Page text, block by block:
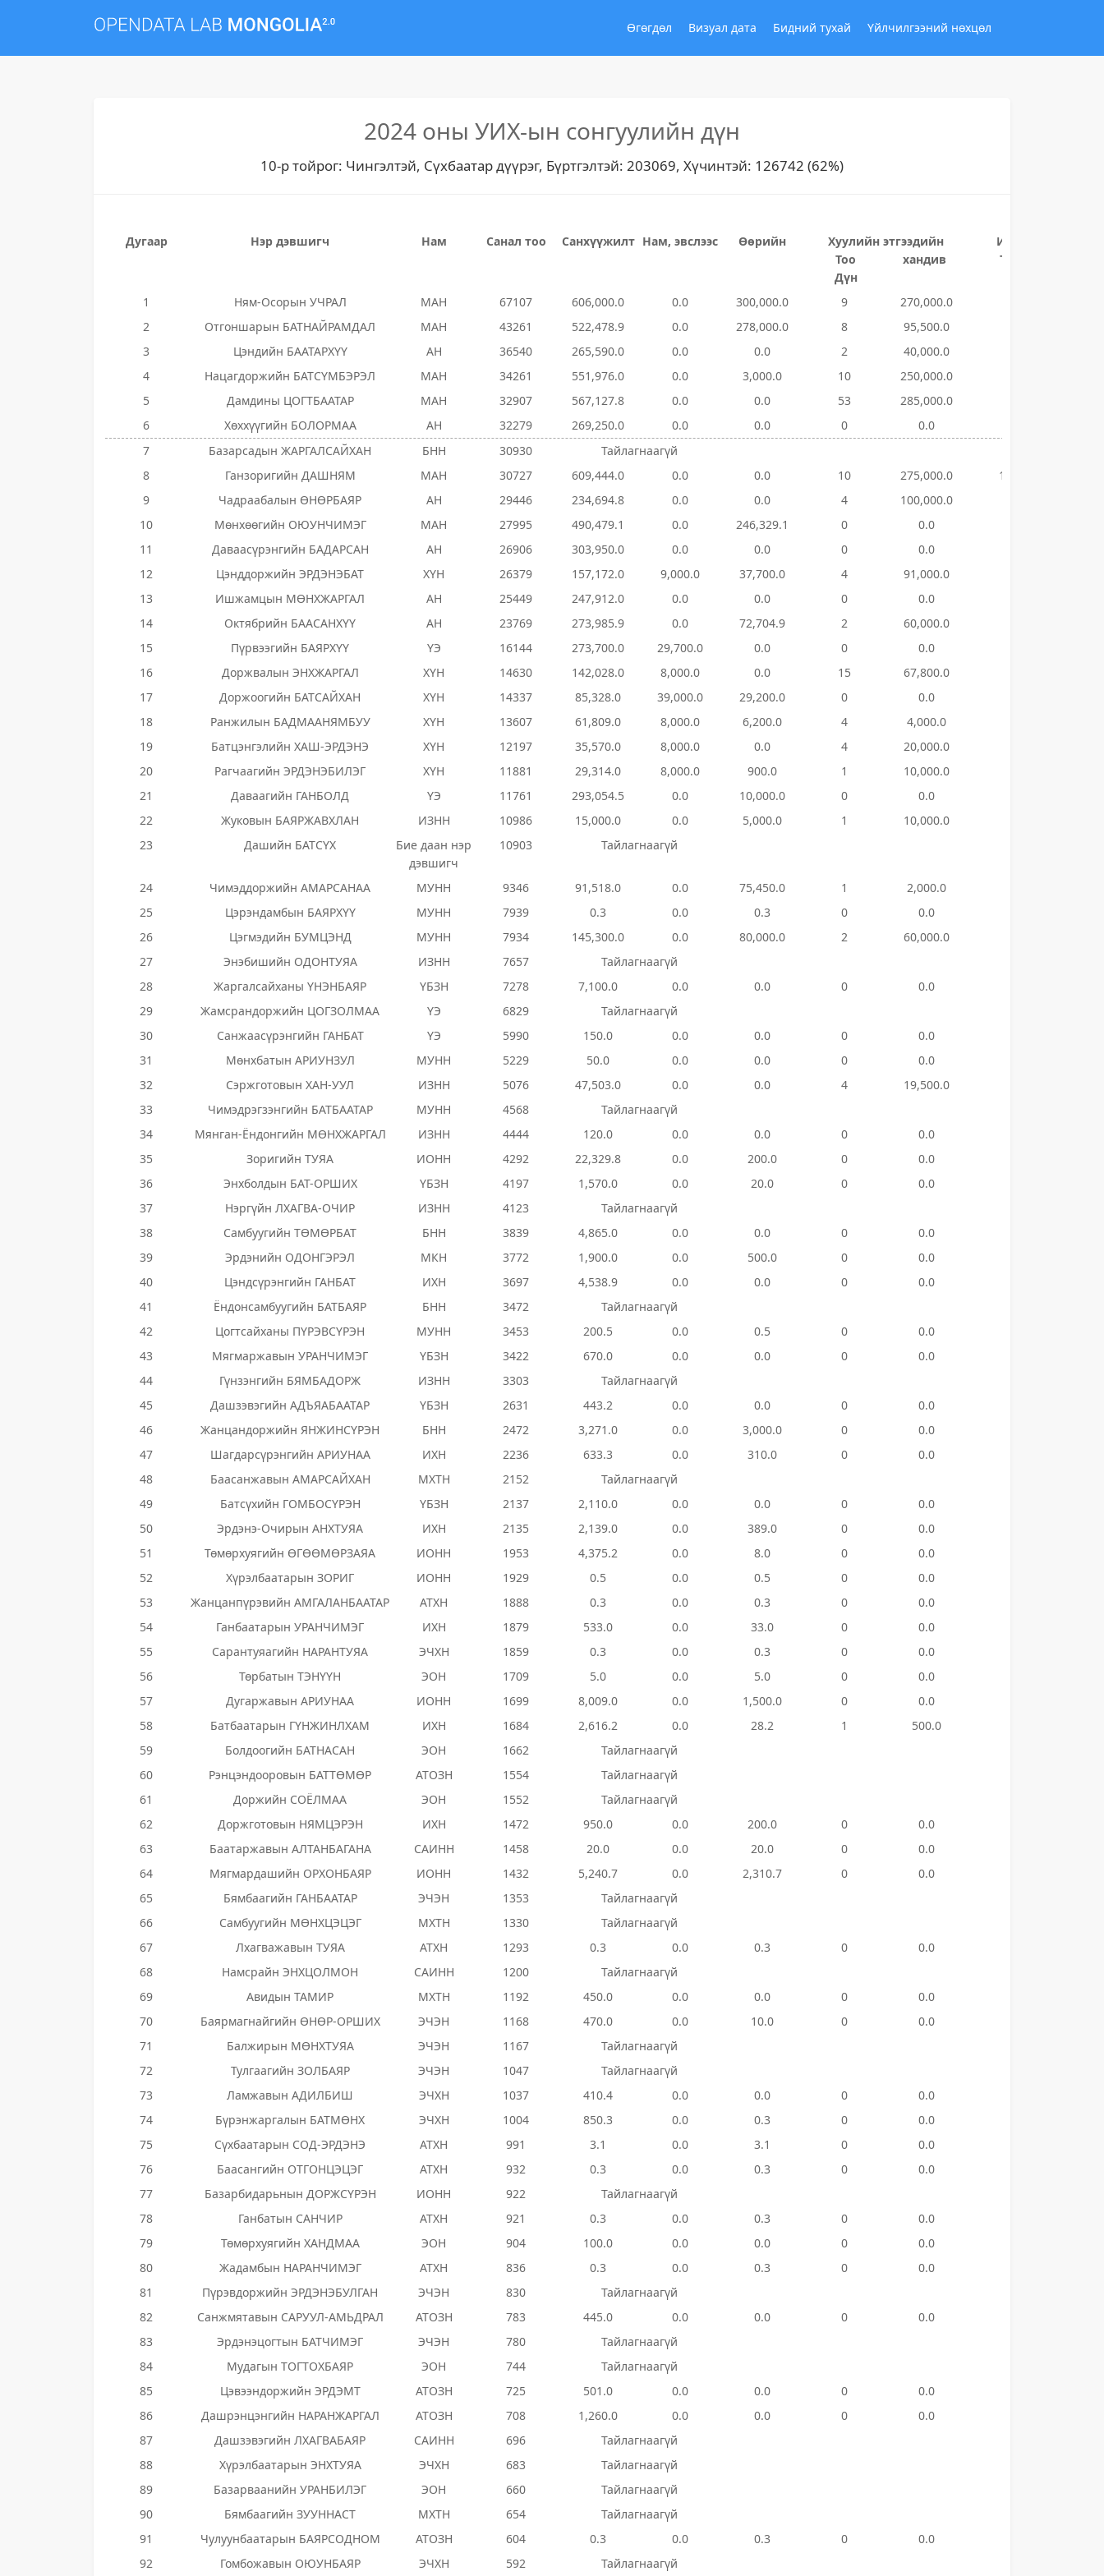
Өгөгдөл Визуал дата Бидний тухай Үйлчилгээний нөхцөл
2024 оны УИХ-ын сонгуулийн дүн
10-р тойрог: Чингэлтэй, Сүхбаатар дүүрэг, Бүртгэлтэй: 203069, Хүчинтэй: 126742 (62%)
Дугаар Нэр дэвшигч Нам Санал тоо Санхүүжилт Нам, эвслээс Өөрийн
Хуулийн этгээдийн
хандив
Тоо
Дүн
Иргэдийн хандив
Тоо
1 Ням-Осорын УЧРАЛ МАН 67107 606,000.0 0.0 300,000.0 9 270,000.0
2
Отгоншарын БАТНАЙРАМДАЛ МАН 43261 522,478.9 0.0 278,000.0 8 95,500.0
3
Цэндийн БААТАРХҮҮ АН 36540 265,590.0 0.0 0.0 2 40,000.0
4
Нацагдоржийн БАТСҮМБЭРЭЛ МАН 34261 551,976.0 0.0 3,000.0 10 250,000.0
5
Дамдины ЦОГТБААТАР МАН 32907 567,127.8 0.0 0.0 53 285,000.0
6
Хөххүүгийн БОЛОРМАА АН 32279 269,250.0 0.0 0.0 0 0.0
7
Базарсадын ЖАРГАЛСАЙХАН БНН 30930
Тайлагнаагүй
8
Ганзоригийн ДАШНЯМ МАН 30727 609,444.0 0.0 0.0 10 275,000.0 100
9
Чадраабалын ӨНӨРБАЯР АН 29446 234,694.8 0.0 0.0 4 100,000.0
10
Мөнхөөгийн ОЮУНЧИМЭГ МАН 27995 490,479.1 0.0 246,329.1 0 0.0
11
Даваасүрэнгийн БАДАРСАН АН 26906 303,950.0 0.0 0.0 0 0.0
12
Цэнддоржийн ЭРДЭНЭБАТ ХҮН 26379 157,172.0 9,000.0 37,700.0 4 91,000.0
13
Ишжамцын МӨНХЖАРГАЛ АН 25449 247,912.0 0.0 0.0 0 0.0
14
Октябрийн БААСАНХҮҮ АН 23769 273,985.9 0.0 72,704.9 2 60,000.0
15
Пүрвээгийн БАЯРХҮҮ ҮЭ 16144 273,700.0 29,700.0 0.0 0 0.0
16
Доржвалын ЭНХЖАРГАЛ ХҮН 14630 142,028.0 8,000.0 0.0 15 67,800.0
17
Доржоогийн БАТСАЙХАН ХҮН 14337 85,328.0 39,000.0 29,200.0 0 0.0
18
Ранжилын БАДМААНЯМБУУ ХҮН 13607 61,809.0 8,000.0 6,200.0 4 4,000.0
19
Батцэнгэлийн ХАШ-ЭРДЭНЭ ХҮН 12197 35,570.0 8,000.0 0.0 4 20,000.0
20
Рагчаагийн ЭРДЭНЭБИЛЭГ ХҮН 11881 29,314.0 8,000.0 900.0 1 10,000.0
21
Даваагийн ГАНБОЛД ҮЭ 11761 293,054.5 0.0 10,000.0 0 0.0
22
Жуковын БАЯРЖАВХЛАН ИЗНН 10986 15,000.0 0.0 5,000.0 1 10,000.0
23
Дашийн БАТСҮХ
Бие даан нэр
дэвшигч
10903 Тайлагнаагүй
24 Чимэддоржийн АМАРСАНАА МУНН 9346 91,518.0 0.0 75,450.0 1 2,000.0
25
Цэрэндамбын БАЯРХҮҮ МУНН 7939 0.3 0.0 0.3 0 0.0
26
Цэгмэдийн БУМЦЭНД МУНН 7934 145,300.0 0.0 80,000.0 2 60,000.0
27
Энэбишийн ОДОНТУЯА ИЗНН 7657
Тайлагнаагүй
28
Жаргалсайханы ҮНЭНБАЯР ҮБЗН 7278 7,100.0 0.0 0.0 0 0.0
29
Жамсрандоржийн ЦОГЗОЛМАА ҮЭ 6829
Тайлагнаагүй
30
Санжаасүрэнгийн ГАНБАТ ҮЭ 5990 150.0 0.0 0.0 0 0.0
31
Мөнхбатын АРИУНЗУЛ МУНН 5229 50.0 0.0 0.0 0 0.0
32
Сэржготовын ХАН-УУЛ ИЗНН 5076 47,503.0 0.0 0.0 4 19,500.0
33
Чимэдрэгзэнгийн БАТБААТАР МУНН 4568
Тайлагнаагүй
34
Мянган-Ёндонгийн МӨНХЖАРГАЛ ИЗНН 4444 120.0 0.0 0.0 0 0.0
35
Зоригийн ТУЯА ИОНН 4292 22,329.8 0.0 200.0 0 0.0
36
Энхболдын БАТ-ОРШИХ ҮБЗН 4197 1,570.0 0.0 20.0 0 0.0
37
Нэргүйн ЛХАГВА-ОЧИР ИЗНН 4123
Тайлагнаагүй
38
Самбуугийн ТӨМӨРБАТ БНН 3839 4,865.0 0.0 0.0 0 0.0
39
Эрдэнийн ОДОНГЭРЭЛ МКН 3772 1,900.0 0.0 500.0 0 0.0
40
Цэндсүрэнгийн ГАНБАТ ИХН 3697 4,538.9 0.0 0.0 0 0.0
41
Ёндонсамбуугийн БАТБАЯР БНН 3472
Тайлагнаагүй
42
Цогтсайханы ПҮРЭВСҮРЭН МУНН 3453 200.5 0.0 0.5 0 0.0
43
Мягмаржавын УРАНЧИМЭГ ҮБЗН 3422 670.0 0.0 0.0 0 0.0
44
Гүнзэнгийн БЯМБАДОРЖ ИЗНН 3303
Тайлагнаагүй
45
Дашзэвэгийн АДЪЯАБААТАР ҮБЗН 2631 443.2 0.0 0.0 0 0.0
46
Жанцандоржийн ЯНЖИНСҮРЭН БНН 2472 3,271.0 0.0 3,000.0 0 0.0
47
Шагдарсүрэнгийн АРИУНАА ИХН 2236 633.3 0.0 310.0 0 0.0
48
Баасанжавын АМАРСАЙХАН МХТН 2152
Тайлагнаагүй
49
Батсүхийн ГОМБОСҮРЭН ҮБЗН 2137 2,110.0 0.0 0.0 0 0.0
50
Эрдэнэ-Очирын АНХТУЯА ИХН 2135 2,139.0 0.0 389.0 0 0.0
51
Төмөрхуягийн ӨГӨӨМӨРЗАЯА ИОНН 1953 4,375.2 0.0 8.0 0 0.0
52
Хүрэлбаатарын ЗОРИГ ИОНН 1929 0.5 0.0 0.5 0 0.0
53
Жанцанпүрэвийн АМГАЛАНБААТАР АТХН 1888 0.3 0.0 0.3 0 0.0
54
Ганбаатарын УРАНЧИМЭГ ИХН 1879 533.0 0.0 33.0 0 0.0
55
Сарантуяагийн НАРАНТУЯА ЭЧХН 1859 0.3 0.0 0.3 0 0.0
56
Төрбатын ТЭНҮҮН ЭОН 1709 5.0 0.0 5.0 0 0.0
57
Дугаржавын АРИУНАА ИОНН 1699 8,009.0 0.0 1,500.0 0 0.0
58
Батбаатарын ГҮНЖИНЛХАМ ИХН 1684 2,616.2 0.0 28.2 1 500.0
59
Болдоогийн БАТНАСАН ЭОН 1662
Тайлагнаагүй
60
Рэнцэндооровын БАТТӨМӨР АТОЗН 1554
Тайлагнаагүй
61
Доржийн СОЁЛМАА ЭОН 1552
Тайлагнаагүй
62
Доржготовын НЯМЦЭРЭН ИХН 1472 950.0 0.0 200.0 0 0.0
63
Баатаржавын АЛТАНБАГАНА САИНН 1458 20.0 0.0 20.0 0 0.0
64
Мягмардашийн ОРХОНБАЯР ИОНН 1432 5,240.7 0.0 2,310.7 0 0.0
65
Бямбаагийн ГАНБААТАР ЭЧЭН 1353
Тайлагнаагүй
66
Самбуугийн МӨНХЦЭЦЭГ МХТН 1330
Тайлагнаагүй
67
Лхагважавын ТУЯА АТХН 1293 0.3 0.0 0.3 0 0.0
68
Намсрайн ЭНХЦОЛМОН САИНН 1200
Тайлагнаагүй
69
Авидын ТАМИР МХТН 1192 450.0 0.0 0.0 0 0.0
70
Баярмагнайгийн ӨНӨР-ОРШИХ ЭЧЭН 1168 470.0 0.0 10.0 0 0.0
71
Балжирын МӨНХТУЯА ЭЧЭН 1167
Тайлагнаагүй
72
Тулгаагийн ЗОЛБАЯР ЭЧЭН 1047
Тайлагнаагүй
73
Ламжавын АДИЛБИШ ЭЧХН 1037 410.4 0.0 0.0 0 0.0
74
Бүрэнжаргалын БАТМӨНХ ЭЧХН 1004 850.3 0.0 0.3 0 0.0
75
Сүхбаатарын СОД-ЭРДЭНЭ АТХН 991 3.1 0.0 3.1 0 0.0
76
Баасангийн ОТГОНЦЭЦЭГ АТХН 932 0.3 0.0 0.3 0 0.0
77
Базарбидарьнын ДОРЖСҮРЭН ИОНН 922
Тайлагнаагүй
78
Ганбатын САНЧИР АТХН 921 0.3 0.0 0.3 0 0.0
79
Төмөрхуягийн ХАНДМАА ЭОН 904 100.0 0.0 0.0 0 0.0
80
Жадамбын НАРАНЧИМЭГ АТХН 836 0.3 0.0 0.3 0 0.0
81
Пүрэвдоржийн ЭРДЭНЭБУЛГАН ЭЧЭН 830
Тайлагнаагүй
82
Санжмятавын САРУУЛ-АМЬДРАЛ АТОЗН 783 445.0 0.0 0.0 0 0.0
83
Эрдэнэцогтын БАТЧИМЭГ ЭЧЭН 780
Тайлагнаагүй
84
Мудагын ТОГТОХБАЯР ЭОН 744
Тайлагнаагүй
85
Цэвээндоржийн ЭРДЭМТ АТОЗН 725 501.0 0.0 0.0 0 0.0
86
Дашрэнцэнгийн НАРАНЖАРГАЛ АТОЗН 708 1,260.0 0.0 0.0 0 0.0
87
Дашзэвэгийн ЛХАГВАБАЯР САИНН 696
Тайлагнаагүй
88
Хүрэлбаатарын ЭНХТУЯА ЭЧХН 683
Тайлагнаагүй
89
Базарваанийн УРАНБИЛЭГ ЭОН 660
Тайлагнаагүй
90
Бямбаагийн ЗУУННАСТ МХТН 654
Тайлагнаагүй
91
Чулуунбаатарын БАЯРСОДНОМ АТОЗН 604 0.3 0.0 0.3 0 0.0
92
Гомбожавын ОЮУНБАЯР ЭЧХН 592 Тайлагнаагүй